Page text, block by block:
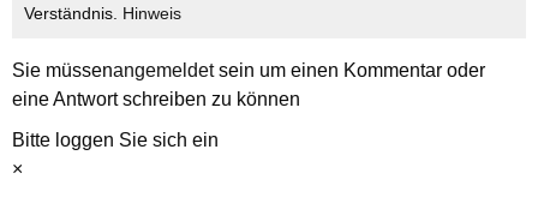
Verständnis. Hinweis
Sie müssenangemeldetsein um einen Kommentar oder
eine Antwort schreiben zu können
Bitte loggen Sie sich ein
×